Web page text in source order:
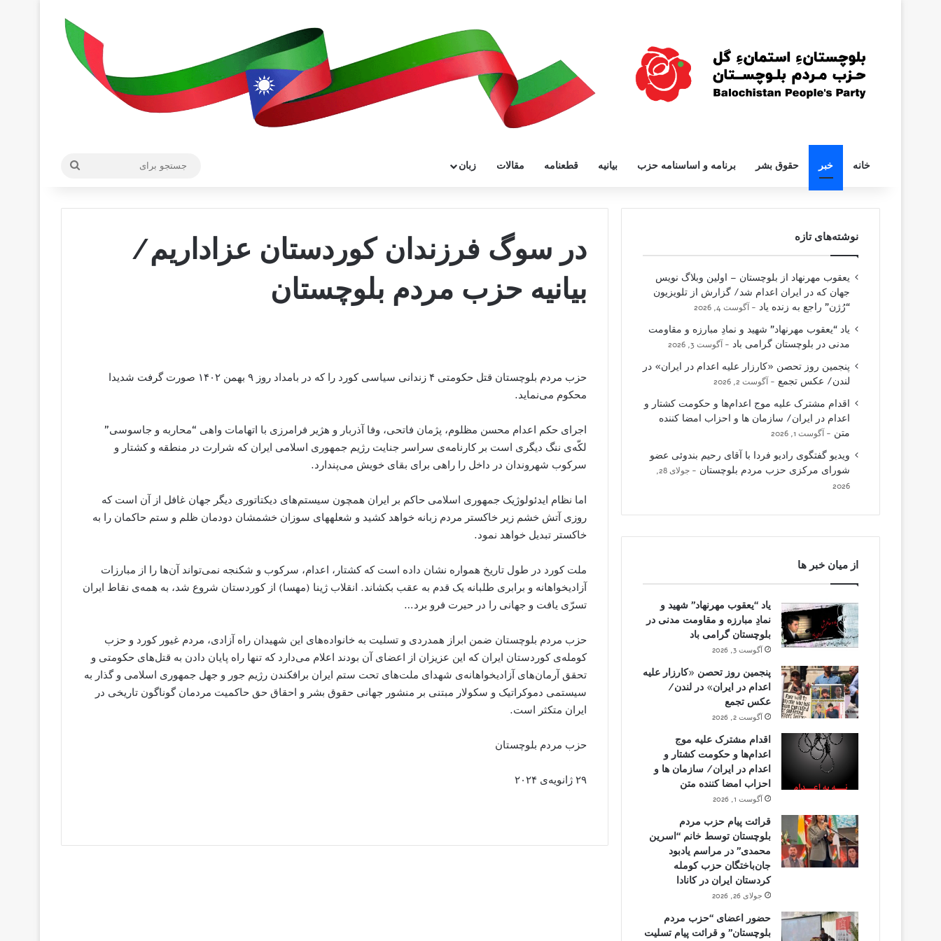
خانه خبر حقوق بشر برنامه و اساسنامه حزب بیانیه قطعنامه مقالات زبان
در سوگ فرزندان کوردستان عزاداریم/
بیانیه حزب مردم بلوچستان
حزب مردم بلوچستان قتل حکومتی ۴ زندانی سیاسی کورد را که در بامداد روز ۹ بهمن ۱۴۰۲ صورت گرفت شدیدا
محکوم می‌نماید.
اجرای حکم اعدام محسن مظلوم، پژمان فاتحی، وفا آذربار و هژیر فرامرزی با اتهامات واهی “محاربه و جاسوسی”
لکّه‌ی ننگ دیگری است بر کارنامه‌ی سراسر جنایت رژیم جمهوری اسلامی ایران که شرارت در منطقه و کشتار و
سرکوب شهروندان در داخل را راهی برای بقای خویش می‌پندارد.
اما نظام ایدئولوژیک جمھوری اسلامی حاکم بر ایران همچون سیستم‌های دیکتاتوری دیگر جھان غافل از آن است که
روزی آتش خشم زیر خاکستر مردم زبانه خواهد کشید و شعله‏ھای سوزان خشم‏شان دودمان ظلم و ستم حاکمان را به
خاکستر تبدیل خواهد نمود.
ملت کورد در طول تاریخ همواره نشان داده است که کشتار، اعدام، سرکوب و شکنجه نمی‌تواند آن‌ها را از مبارزات
آزادیخواهانه و برابری طلبانه یک قدم به عقب بکشاند. انقلاب ژینا (مهسا) از کوردستان شروع شد، به همه‌ی نقاط ایران
تسرّی یافت و جهانی را در حیرت فرو برد…
حزب مردم بلوچستان ضمن ابراز همدردی و تسلیت به خانواده‌های این شهیدان راه آزادی، مردم غیور کورد و حزب
کومله‌ی کوردستان ایران که این عزیزان از اعضای آن بودند اعلام می‌دارد که تنها راه پایان دادن به قتل‌های حکومتی و
تحقق آرمان‌های آزادیخواهانه‌ی شهدای ملت‌های تحت ستم ایران برافکندن رژیم جور و جهل جمهوری اسلامی و گذار به
سیستمی دموکراتیک و سکولار مبتنی بر منشور جهانی حقوق بشر و احقاق حق حاکمیت مردمان گوناگون تاریخی در
ایران متکثر است.
حزب مردم بلوچستان
۲۹ ژانویه‌ی ۲۰۲۴
نوشته‌های تازه
یعقوب مهرنهاد از بلوچستان – اولین وبلاگ نویس
جهان که در ایران اعدام شد/ گزارش از تلویزیون
“رُژن” راجع به زنده یاد
آگوست 4, 2026
یاد “یعقوب مهرنهاد” شهید و نمادِ مبارزه و مقاومت
مدنی در بلوچستان گرامی باد
آگوست 3, 2026
پنجمین روز تحصن «کارزار علیه اعدام در ایران» در
لندن/ عکس تجمع
آگوست 2, 2026
اقدام مشترک علیه موج اعدام‌ها و حکومت کشتار و
اعدام در ایران/ سازمان ها و احزاب امضا کننده
متن
آگوست 1, 2026
ویدیو گفتگوی رادیو فردا با آقای رحیم بندوئی عضو
شورای مرکزی حزب مردم بلوچستان
جولای 28,
2026
از میان خبر ها
یاد “یعقوب مهرنهاد” شهید و
نمادِ مبارزه و مقاومت مدنی در
بلوچستان گرامی باد
آگوست 3, 2026
پنجمین روز تحصن «کارزار علیه
اعدام در ایران» در لندن/
عکس تجمع
آگوست 2, 2026
اقدام مشترک علیه موج
اعدام‌ها و حکومت کشتار و
اعدام در ایران/ سازمان ها و
احزاب امضا کننده متن
آگوست 1, 2026
قرائت پیام حزب مردم
بلوچستان توسط خانم “اسرین
محمدی” در مراسم یادبود
جان‌باختگان حزب کومله
کردستان ایران در کانادا
جولای 26, 2026
حضور اعضای “حزب مردم
بلوچستان” و قرائت پیام تسلیت